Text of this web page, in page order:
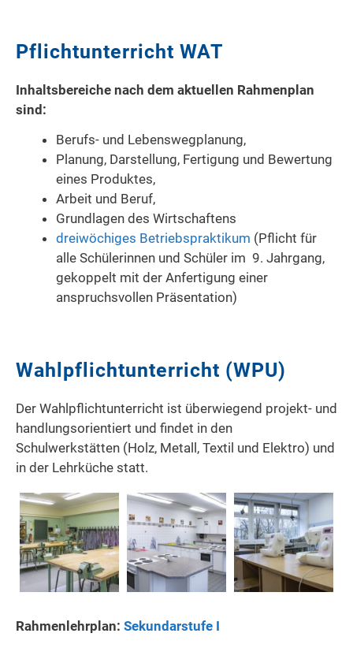
Pflichtunterricht WAT
Inhaltsbereiche nach dem aktuellen Rahmenplan
sind:
Berufs- und Lebenswegplanung,
Planung, Darstellung, Fertigung und Bewertung
eines Produktes,
Arbeit und Beruf,
Grundlagen des Wirtschaftens
dreiwöchiges Betriebspraktikum (Pflicht für
alle Schülerinnen und Schüler im 9. Jahrgang,
gekoppelt mit der Anfertigung einer
anspruchsvollen Präsentation)
Wahlpflichtunterricht (WPU)
Der Wahlpflichtunterricht ist überwiegend projekt- und
handlungsorientiert und findet in den
Schulwerkstätten (Holz, Metall, Textil und Elektro) und
in der Lehrküche statt.
Rahmenlehrplan: Sekundarstufe I